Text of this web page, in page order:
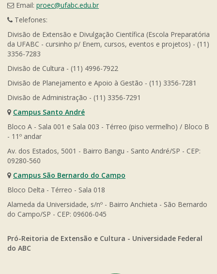
Email: proec@ufabc.edu.br
Telefones:
Divisão de Extensão e Divulgação Científica (Escola Preparatória
da UFABC - cursinho p/ Enem, cursos, eventos e projetos) - (11)
3356-7283
Divisão de Cultura - (11) 4996-7922
Divisão de Planejamento e Apoio à Gestão - (11) 3356-7281
Divisão de Administração - (11) 3356-7291
Campus Santo André
Bloco A - Sala 001 e Sala 003 - Térreo (piso vermelho) / Bloco B
- 11º andar
Av. dos Estados, 5001 - Bairro Bangu - Santo André/SP - CEP:
09280-560
Campus São Bernardo do Campo
Bloco Delta - Térreo - Sala 018
Alameda da Universidade, s/nº - Bairro Anchieta - São Bernardo
do Campo/SP - CEP: 09606-045
Pró-Reitoria de Extensão e Cultura - Universidade Federal
do ABC